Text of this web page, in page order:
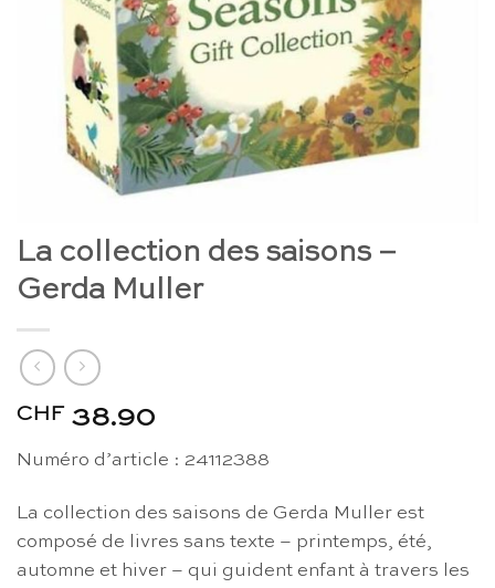
La collection des saisons –
Gerda Muller
CHF 38.90
Numéro d’article : 24112388
La collection des saisons de Gerda Muller est
composé de livres sans texte – printemps, été,
automne et hiver – qui guident enfant à travers les